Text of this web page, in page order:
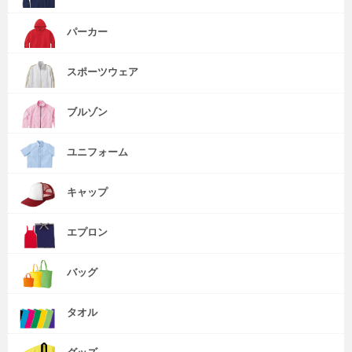
パーカー
スポーツウェア
ブルゾン
ユニフォーム
キャップ
エプロン
バッグ
タオル